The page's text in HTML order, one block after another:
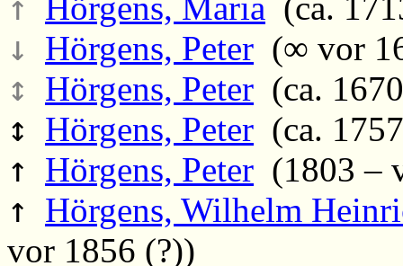
Hörgens, Maria (ca.
↓ Hörgens, Peter (∞ vor
↕ Hörgens, Peter (ca.
↕ Hörgens, Peter (ca.
↑ Hörgens, Peter (1803 –
↑ Hörgens, Wilhelm
vor 1856 (?))